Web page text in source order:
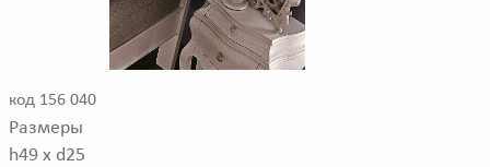
код 156 040
Размеры
h49 x d25